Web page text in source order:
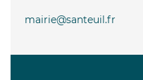
mairie@santeuil.fr